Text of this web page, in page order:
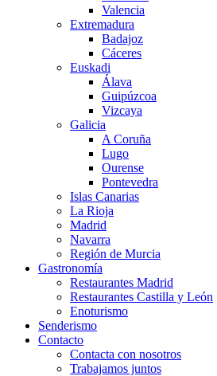
Valencia
Extremadura
Badajoz
Cáceres
Euskadi
Álava
Guipúzcoa
Vizcaya
Galicia
A Coruña
Lugo
Ourense
Pontevedra
Islas Canarias
La Rioja
Madrid
Navarra
Región de Murcia
Gastronomía
Restaurantes Madrid
Restaurantes Castilla y León
Enoturismo
Senderismo
Contacto
Contacta con nosotros
Trabajamos juntos